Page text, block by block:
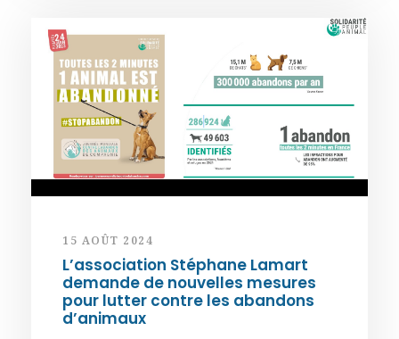
15 AOÛT 2024
L’association Stéphane Lamart
demande de nouvelles mesures
pour lutter contre les abandons
d’animaux